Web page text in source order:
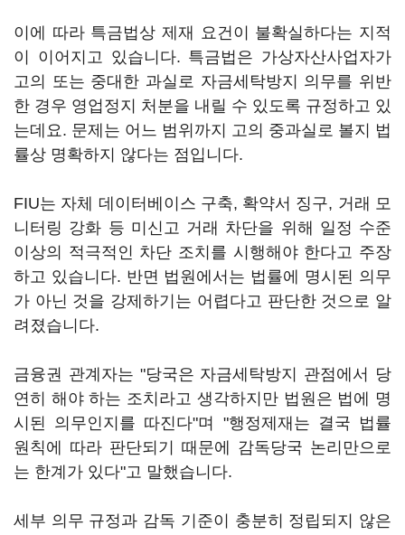
이에 따라 특금법상 제재 요건이 불확실하다는 지적
이 이어지고 있습니다. 특금법은 가상자산사업자가
고의 또는 중대한 과실로 자금세탁방지 의무를 위반
한 경우 영업정지 처분을 내릴 수 있도록 규정하고 있
는데요. 문제는 어느 범위까지 고의 중과실로 볼지 법
률상 명확하지 않다는 점입니다.
FIU는 자체 데이터베이스 구축, 확약서 징구, 거래 모
니터링 강화 등 미신고 거래 차단을 위해 일정 수준
이상의 적극적인 차단 조치를 시행해야 한다고 주장
하고 있습니다. 반면 법원에서는 법률에 명시된 의무
가 아닌 것을 강제하기는 어렵다고 판단한 것으로 알
려졌습니다.
금융권 관계자는 "당국은 자금세탁방지 관점에서 당
연히 해야 하는 조치라고 생각하지만 법원은 법에 명
시된 의무인지를 따진다"며 "행정제재는 결국 법률
원칙에 따라 판단되기 때문에 감독당국 논리만으로
는 한계가 있다"고 말했습니다.
세부 의무 규정과 감독 기준이 충분히 정립되지 않은